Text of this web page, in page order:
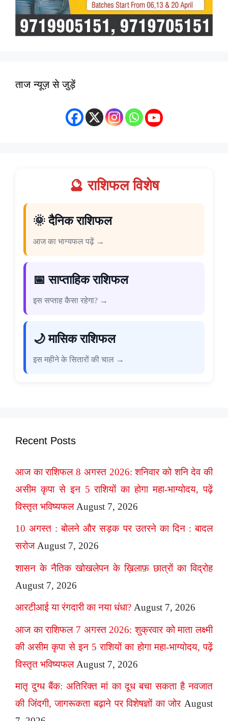
ताज न्यूज़ से जुड़ें
🔮 राशिफल विशेष
🌞 दैनिक राशिफल
आज का भाग्यफल पढ़ें →
📅 साप्ताहिक राशिफल
इस सप्ताह कैसा रहेगा? →
🌙 मासिक राशिफल
इस महीने के सितारों की चाल →
Recent Posts
आज का राशिफल 8 अगस्त 2026: शनिवार को शनि देव की
असीम कृपा से इन 5 राशियों का होगा महा-भाग्योदय, पढ़ें
विस्तृत भविष्यफल August 7, 2026
10 अगस्त : बोलने और सड़क पर उतरने का दिन : बादल
सरोज August 7, 2026
शासन के नैतिक खोखलेपन के ख़िलाफ़ छात्रों का विद्रोह
August 7, 2026
आरटीआई या रंगदारी का नया धंधा? August 7, 2026
आज का राशिफल 7 अगस्त 2026: शुक्रवार को माता लक्ष्मी
की असीम कृपा से इन 5 राशियों का होगा महा-भाग्योदय, पढ़ें
विस्तृत भविष्यफल August 7, 2026
मातृ दुग्ध बैंक: अतिरिक्त मां का दूध बचा सकता है नवजात
की जिंदगी, जागरूकता बढ़ाने पर विशेषज्ञों का जोर August